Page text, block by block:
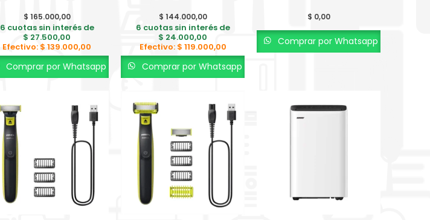
$ 165.000,00
6 cuotas sin interés de
$ 27.500,00
Efectivo: $ 139.000,00
Comprar por Whatsapp
$ 144.000,00
6 cuotas sin interés de
$ 24.000,00
Efectivo: $ 119.000,00
Comprar por Whatsapp
$ 0,00
Comprar por Whatsapp